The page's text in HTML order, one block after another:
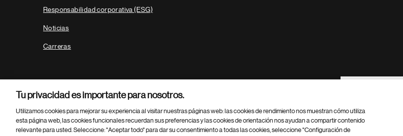
Responsabilidad corporativa (ESG)
Noticias
Carreras
Footer Site Search
Parte
© 2026 Novartis AG
Tu privacidad es importante para nosotros.
Utilizamos cookies para mejorar su experiencia al visitar nuestras páginas web: las cookies de rendimiento nos muestran cómo utiliza
esta página web, las cookies funcionales recuerdan sus preferencias y las cookies de orientación nos ayudan a compartir contenido
relevante para usted. Seleccione: "Aceptar todo" para dar su consentimiento a todas las cookies, seleccione "Configuración de